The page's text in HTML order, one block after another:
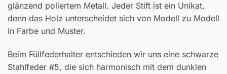
glänzend poliertem Metall. Jeder Stift ist ein Unikat,
denn das Holz unterscheidet sich von Modell zu Modell
in Farbe und Muster.
Beim Füllfederhalter entschieden wir uns eine schwarze
Stahlfeder #5, die sich harmonisch mit dem dunklen